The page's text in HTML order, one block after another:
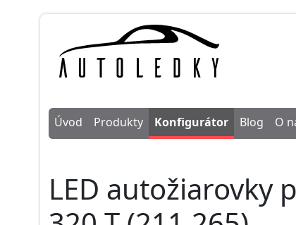
Úvod
Produkty Konfigurátor Blog O
LED autožiarovky